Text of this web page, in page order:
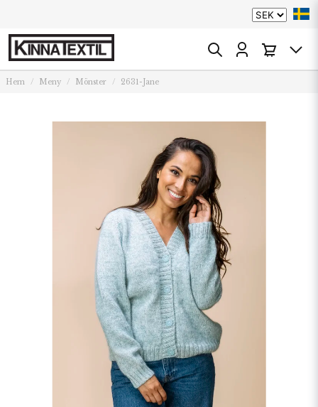
Hem Meny Mönster 2631-Jane